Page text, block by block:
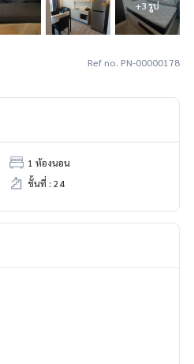
+3 รูป
Ref no. PN-00000178
1 ห้องนอน
ชั้นที่ : 24